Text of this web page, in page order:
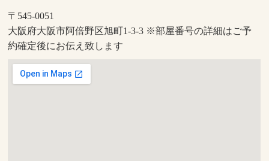
〒545-0051
大阪府大阪市阿倍野区旭町1-3-3 ※部屋番号の詳細はご予
約確定後にお伝え致します